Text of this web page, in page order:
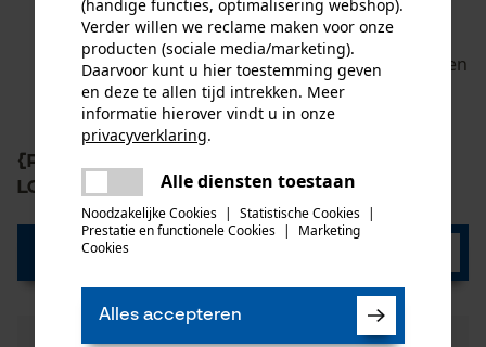
met ActiveGrip technologie
Perforatiebestendige tussenzool van staal:
beschermt uw voeten tegen scherpe voorwerpen
van onderaf
{PR-LoadData(XX73421,1)} 0,00 {/PR-
LoadData(XX73421,1)} €
Nu bekijken
(handige functies, optimalisering webshop).
Verder willen we reclame maken voor onze
producten (sociale media/marketing).
Daarvoor kunt u hier toestemming geven
en deze te allen tijd intrekken. Meer
informatie hierover vindt u in onze
privacyverklaring.
Alle diensten toestaan
Noodzakelijke Cookies | Statistische Cookies |
Prestatie en functionele Cookies |
Marketing
Cookies
Alles accepteren
Er is een fout opgetreden. Gelieve
het opnieuw te proberen.
delen
mail